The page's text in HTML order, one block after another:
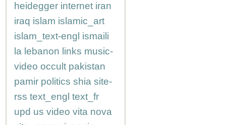
heidegger internet iran
iraq islam islamic_art
islam_text-engl ismaili
la lebanon links music-
video occult pakistan
pamir politics shia site-
rss text_engl text_fr
upd us video vita nova